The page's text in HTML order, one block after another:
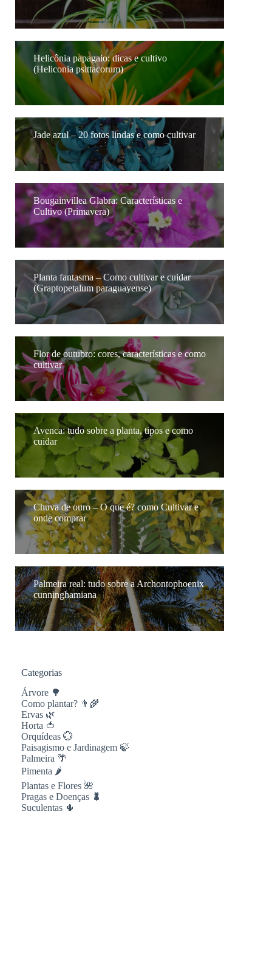
Helicônia papagaio: dicas e cultivo
(Heliconia psittacorum)
Jade azul – 20 fotos lindas e como cultivar
Bougainvillea Glabra: Características e
Cultivo (Primavera)
Planta fantasma – Como cultivar e cuidar
(Graptopetalum paraguayense)
Flor de outubro: cores, características e como
cultivar
Avenca: tudo sobre a planta, tipos e como
cuidar
Chuva de ouro – O que é? como Cultivar e
onde comprar
Palmeira real: tudo sobre a Archontophoenix
cunninghamiana
Categorias
Árvore 🌳
Como plantar? 👨‍🌾
Ervas 🌿
Horta 🍅
Orquídeas 💮
Paisagismo e Jardinagem 🍃
Palmeira 🌴
Pimenta 🌶
Plantas e Flores 🌺
Pragas e Doenças 🐛
Suculentas 🌵